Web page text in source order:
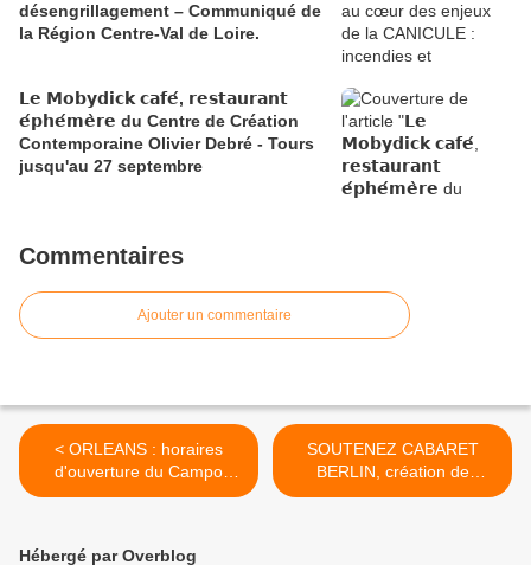
désengrillagement – Communiqué de
la Région Centre-Val de Loire.
𝗟𝗲 𝗠𝗼𝗯𝘆𝗱𝗶𝗰𝗸 𝗰𝗮𝗳𝗲́, 𝗿𝗲𝘀𝘁𝗮𝘂𝗿𝗮𝗻𝘁
𝗲́𝗽𝗵𝗲́𝗺𝗲̀𝗿𝗲 du Centre de Création
Contemporaine Olivier Debré - Tours
jusqu'au 27 septembre
Commentaires
Ajouter un commentaire
< ORLEANS : horaires
d'ouverture du Campo
Santo au public
SOUTENEZ CABARET
BERLIN, création de
Jérôme Marin à Orléans >
Hébergé par Overblog